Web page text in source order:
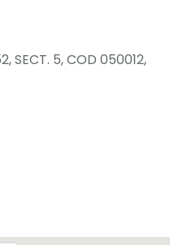
SECT. 5, COD 050012,